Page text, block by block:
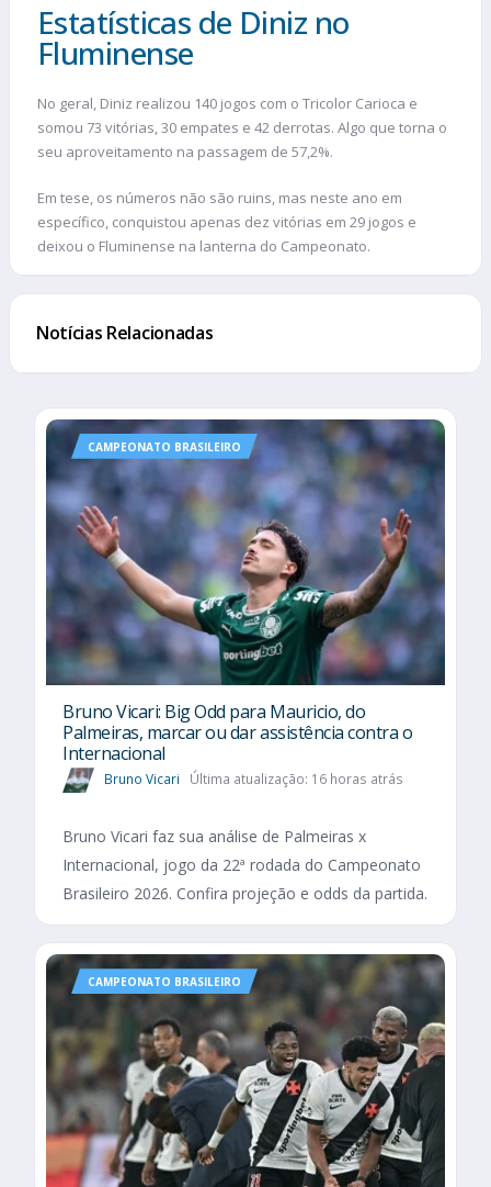
Estatísticas de Diniz no
Fluminense
No geral, Diniz realizou 140 jogos com o Tricolor Carioca e
somou 73 vitórias, 30 empates e 42 derrotas. Algo que torna o
seu aproveitamento na passagem de 57,2%.
Em tese, os números não são ruins, mas neste ano em
específico, conquistou apenas dez vitórias em 29 jogos e
deixou o Fluminense na lanterna do Campeonato.
Notícias Relacionadas
CAMPEONATO BRASILEIRO
Bruno Vicari: Big Odd para Mauricio, do
Palmeiras, marcar ou dar assistência contra o
Internacional
Bruno Vicari Última atualização: 16 horas atrás
Bruno Vicari faz sua análise de Palmeiras x
Internacional, jogo da 22ª rodada do Campeonato
Brasileiro 2026. Confira projeção e odds da partida.
CAMPEONATO BRASILEIRO